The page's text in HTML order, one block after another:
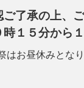
了承の上、
１５分から
お昼休みとな